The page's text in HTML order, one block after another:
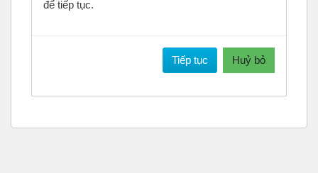
để tiếp tục.
Tiếp tục Huỷ bỏ